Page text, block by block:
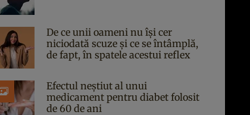
De ce unii oameni nu își cer
niciodată scuze și ce se întâmplă,
de fapt, în spatele acestui reflex
Efectul neștiut al unui
medicament pentru diabet folosit
de 60 de ani